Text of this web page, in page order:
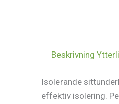
Beskrivning
Isolerande
effektiv isolering.